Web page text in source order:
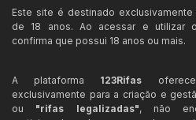
Este site é destinado
de 18 anos. Ao acessar e utilizar
confirma que possui 18 anos ou mais.
A plataforma 123Rifas oferece
exclusivamente para a criação e
ou "rifas legalizadas", não